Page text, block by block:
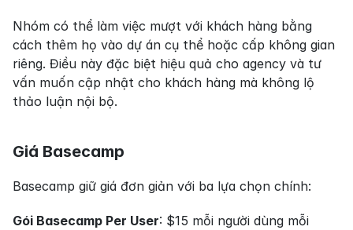
Nhóm có thể làm việc mượt với khách hàng bằng
cách thêm họ vào dự án cụ thể hoặc cấp không gian
riêng. Điều này đặc biệt hiệu quả cho agency và tư
vấn muốn cập nhật cho khách hàng mà không lộ
thảo luận nội bộ.
Giá Basecamp
Basecamp giữ giá đơn giản với ba lựa chọn chính:
Gói Basecamp Per User: $15 mỗi người dùng mỗi